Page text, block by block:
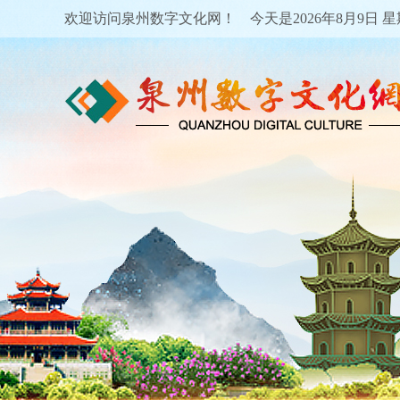
欢迎访问泉州数字文化网！ 今天是2026年8月9日